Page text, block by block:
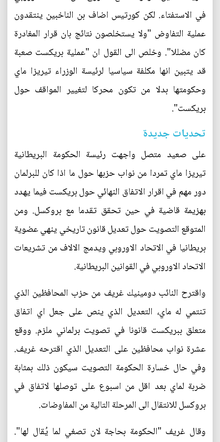
في الاستفتاء. لكن كورتيس اضاف بن الناخبين ينتقدون
عملية التفاوض "ولا يستخلصون نتائج بان قرار المغادرة
كان مضللا". وخلص الى القول ان "عملية بريكست صعبة
قد يتبين انها مكلفة سياسيا لرئيسة الوزراء تيريزا ماي
وحكومتها بدلا من تكون محركا لتغيير المواقف حول
بريكست".
تحديات جديدة
على صعيد متصل واجهت رئيسة الحكومة البريطانية
تيريزا ماي تمردا من نواب حزبها حول ما اذا كان للبرلمان
دور مهم في اقرار الاتفاق النهائي حول بريكست فيما يهدد
بهزيمة قاضية في حين تحقق تقدما مع بروكسل. ومن
المتوقع التصويت حول تعديل قانون تاريخي ينهي عضوية
بريطانيا في الاتحاد الاوروبي ويدمج الالاف من تشريعات
الاتحاد الاوروبي في القوانين البريطانية.
واقترح النائب دومينيك غريف من حزب المحافظين الذي
تنتمي له ماي، التعديل الذي ينص على جعل اي اتفاق
متعلق ببريكست قانونا في تصويت برلماني ملزم. ووقع
عشرة نواب محافظين على التعديل الذي اقترحه غريف.
وفي حال خسارة الحكومة التصويت سيكون ذلك بمثابة
ضربة لماي بعد اقل من اسبوع على توصلها لاتفاق في
بروكسل للانتقال الى المرحلة التالية من المفاوضات.
وقال غريف "الحكومة بحاجة لان تصغي لما يُقال لها".